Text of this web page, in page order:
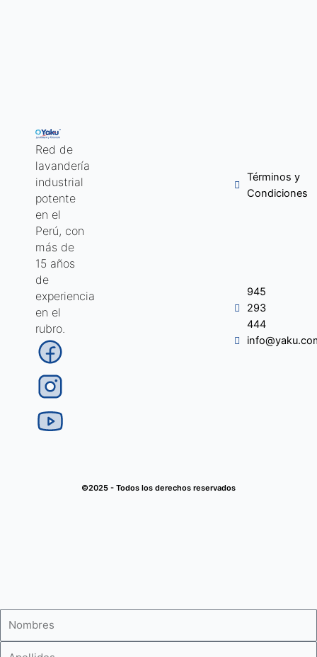
Red de
lavandería
industrial
potente
en el
Perú, con
más de
15 años
de
experiencia
en el
rubro.
Términos y
Condiciones
945
293
444
©2025 - Todos los derechos reservados